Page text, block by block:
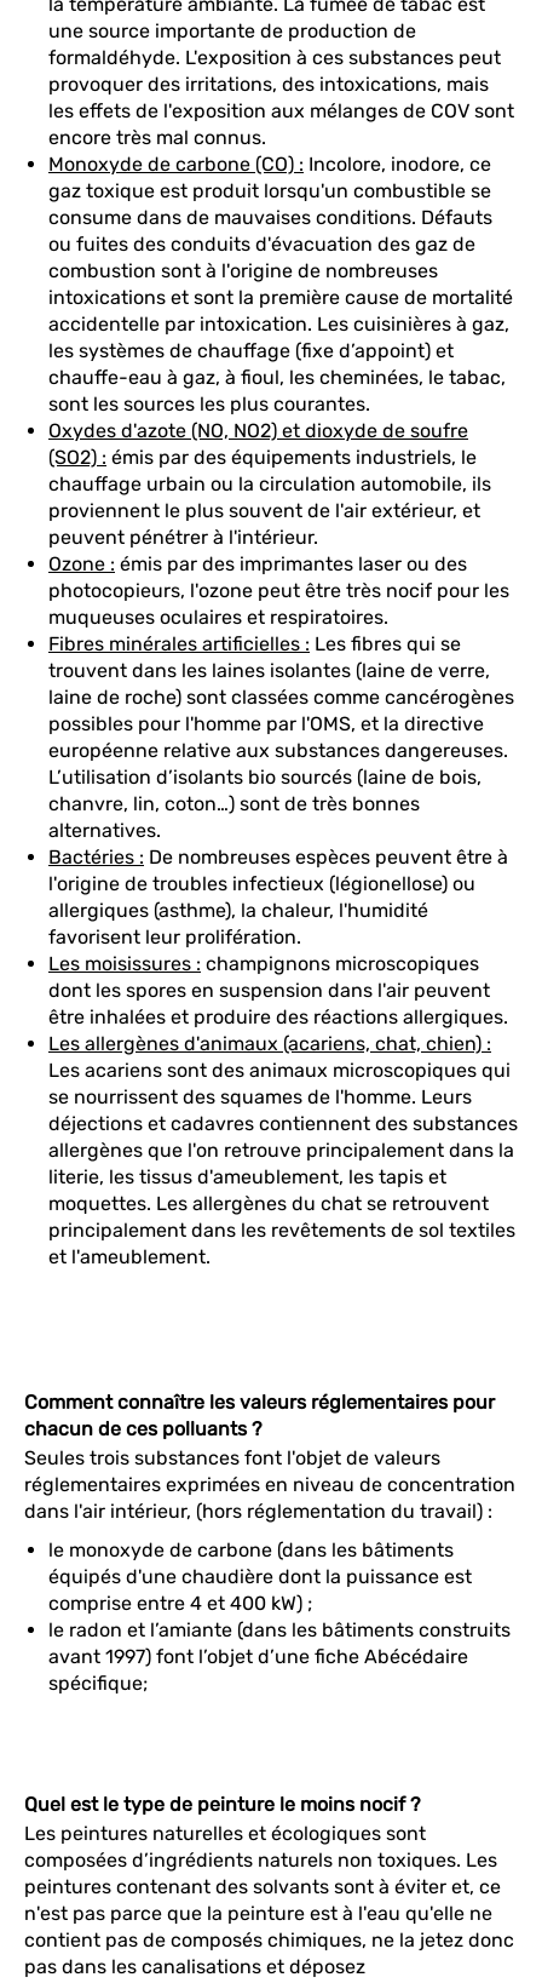
une source importante de production de
formaldéhyde. L'exposition à ces substances peut
provoquer des irritations, des intoxications, mais
les effets de l'exposition aux mélanges de COV sont
encore très mal connus.
Monoxyde de carbone (CO) : Incolore, inodore, ce
gaz toxique est produit lorsqu'un combustible se
consume dans de mauvaises conditions. Défauts
ou fuites des conduits d'évacuation des gaz de
combustion sont à l'origine de nombreuses
intoxications et sont la première cause de mortalité
accidentelle par intoxication. Les cuisinières à gaz,
les systèmes de chauffage (fixe d’appoint) et
chauffe-eau à gaz, à fioul, les cheminées, le tabac,
sont les sources les plus courantes.
Oxydes d'azote (NO, NO2) et dioxyde de soufre
(SO2) : émis par des équipements industriels, le
chauffage urbain ou la circulation automobile, ils
proviennent le plus souvent de l'air extérieur, et
peuvent pénétrer à l'intérieur.
Ozone : émis par des imprimantes laser ou des
photocopieurs, l'ozone peut être très nocif pour les
muqueuses oculaires et respiratoires.
Fibres minérales artificielles : Les fibres qui se
trouvent dans les laines isolantes (laine de verre,
laine de roche) sont classées comme cancérogènes
possibles pour l'homme par l'OMS, et la directive
européenne relative aux substances dangereuses.
L’utilisation d’isolants bio sourcés (laine de bois,
chanvre, lin, coton…) sont de très bonnes
alternatives.
Bactéries : De nombreuses espèces peuvent être à
l'origine de troubles infectieux (légionellose) ou
allergiques (asthme), la chaleur, l'humidité
favorisent leur prolifération.
Les moisissures : champignons microscopiques
dont les spores en suspension dans l'air peuvent
être inhalées et produire des réactions allergiques.
Les allergènes d'animaux (acariens, chat, chien) :
Les acariens sont des animaux microscopiques qui
se nourrissent des squames de l'homme. Leurs
déjections et cadavres contiennent des substances
allergènes que l'on retrouve principalement dans la
literie, les tissus d'ameublement, les tapis et
moquettes. Les allergènes du chat se retrouvent
principalement dans les revêtements de sol textiles
et l'ameublement.
Comment connaître les valeurs réglementaires pour
chacun de ces polluants ?
Seules trois substances font l'objet de valeurs
réglementaires exprimées en niveau de concentration
dans l'air intérieur, (hors réglementation du travail) :
le monoxyde de carbone (dans les bâtiments
équipés d'une chaudière dont la puissance est
comprise entre 4 et 400 kW) ;
le radon et l’amiante (dans les bâtiments construits
avant 1997) font l’objet d’une fiche Abécédaire
spécifique;
Quel est le type de peinture le moins nocif ?
Les peintures naturelles et écologiques sont
composées d’ingrédients naturels non toxiques. Les
peintures contenant des solvants sont à éviter et, ce
n'est pas parce que la peinture est à l'eau qu'elle ne
contient pas de composés chimiques, ne la jetez donc
pas dans les canalisations et déposez